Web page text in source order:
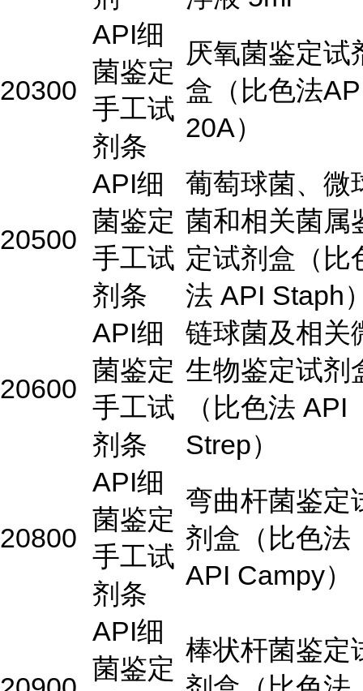
20300
API细
菌鉴定
手工试
剂条
厌氧菌鉴定试
盒（比色法
20A）
20500
API细
菌鉴定
手工试
剂条
葡萄球菌、微
菌和相关菌属
定试剂盒（比
法 API Staph
20600
API细
菌鉴定
手工试
剂条
链球菌及相关
生物鉴定试剂
（比色法 API
Strep）
20800
API细
菌鉴定
手工试
剂条
弯曲杆菌鉴定
剂盒（比色法
API Campy）
API细
菌鉴定
棒状杆菌鉴定